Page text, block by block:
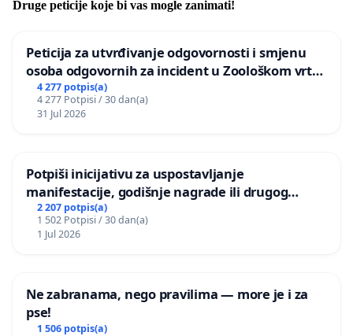
Druge peticije koje bi vas mogle zanimati!
Peticija za utvrđivanje odgovornosti i smjenu
osoba odgovornih za incident u Zoološkom vrtu
Grada Zagreba
4 277 potpis(a)
4 277 Potpisi / 30 dan(a)
31 Jul 2026
Potpiši inicijativu za uspostavljanje
manifestacije, godišnje nagrade ili drugog
javnog događaja „Edin Avdić“ u Sarajevu
2 207 potpis(a)
1 502 Potpisi / 30 dan(a)
1 Jul 2026
Ne zabranama, nego pravilima — more je i za
pse!
1 506 potpis(a)